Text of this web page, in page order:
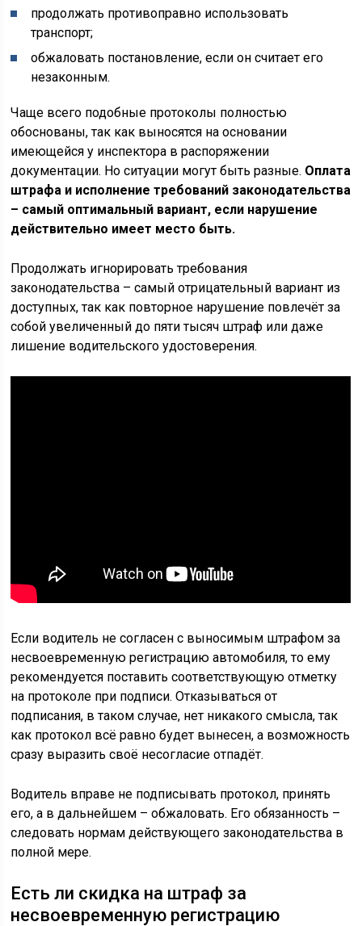
продолжать противоправно использовать
транспорт;
обжаловать постановление, если он считает его
незаконным.
Чаще всего подобные протоколы полностью
обоснованы, так как выносятся на основании
имеющейся у инспектора в распоряжении
документации. Но ситуации могут быть разные. Оплата
штрафа и исполнение требований законодательства
– самый оптимальный вариант, если нарушение
действительно имеет место быть.
Продолжать игнорировать требования
законодательства – самый отрицательный вариант из
доступных, так как повторное нарушение повлечёт за
собой увеличенный до пяти тысяч штраф или даже
лишение водительского удостоверения.
Если водитель не согласен с выносимым штрафом за
несвоевременную регистрацию автомобиля, то ему
рекомендуется поставить соответствующую отметку
на протоколе при подписи. Отказываться от
подписания, в таком случае, нет никакого смысла, так
как протокол всё равно будет вынесен, а возможность
сразу выразить своё несогласие отпадёт.
Водитель вправе не подписывать протокол, принять
его, а в дальнейшем – обжаловать. Его обязанность –
следовать нормам действующего законодательства в
полной мере.
Есть ли скидка на штраф за
несвоевременную регистрацию